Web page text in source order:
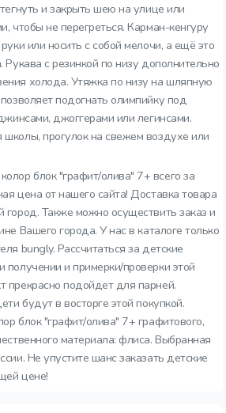
и закрыть шею на улице или
чтобы не перегреться. Карман-кенгуру
или носить с собой мелочи, а ещё это
Рукава с резинкой по низу дополнительно
холода. Утяжка по низу на шляпную
подогнать олимпийку под
джоггерами или легинсами.
прогулок на свежем воздухе или
блок "графит/олива" 7+ всего за
цена от нашего сайта! Доставка товара
город. Также можно осуществить заказ и
Вашего города. У нас в каталоге только
bungly. Рассчитаться за детские
и примерки/проверки этой
прекрасно подойдет для парней.
будут в восторге этой покупкой.
блок "графит/олива" 7+ графитового,
материала: флиса. Выбранная
Не упустите шанс заказать детские
цене!